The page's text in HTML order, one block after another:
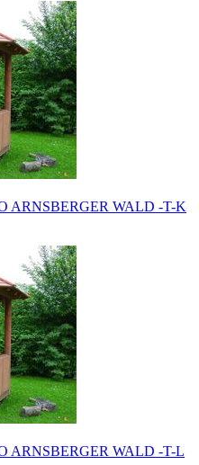
ARNSBERGER WALD -T-K
ARNSBERGER WALD -T-L